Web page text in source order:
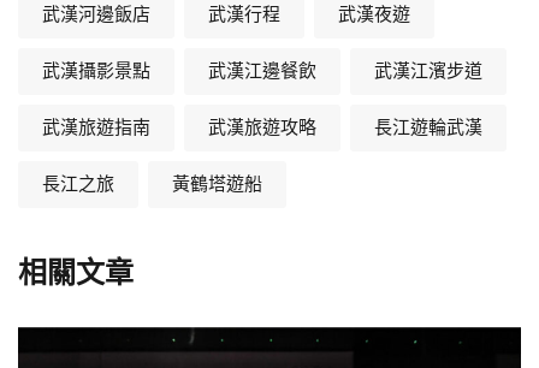
武漢河邊飯店 武漢行程 武漢夜遊
武漢攝影景點 武漢江邊餐飲 武漢江濱步道
武漢旅遊指南 武漢旅遊攻略 長江遊輪武漢
長江之旅 黃鶴塔遊船
相關文章